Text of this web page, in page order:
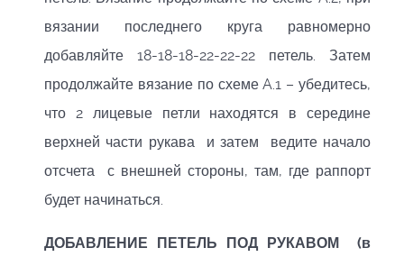
вязании последнего круга равномерно
добавляйте 18-18-18-22-22-22 петель. Затем
продолжайте вязание по схеме A.1 – убедитесь,
что 2 лицевые петли находятся в середине
верхней части рукава и затем ведите начало
отсчета с внешней стороны, там, где раппорт
будет начинаться.
ДОБАВЛЕНИЕ ПЕТЕЛЬ ПОД РУКАВОМ (в